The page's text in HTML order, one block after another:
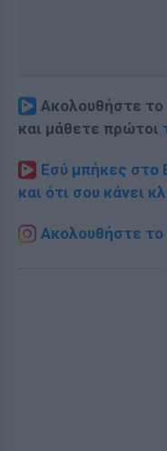
Ακολουθήστε το
και μάθετε πρώτοι
Εσύ μπήκες στο
και ότι σου κάνει
Ακολουθήστε το